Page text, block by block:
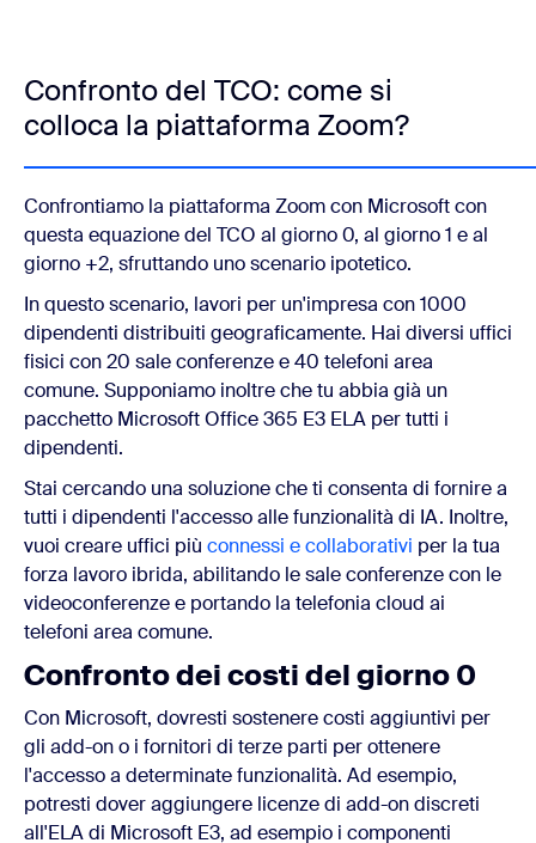
Confronto del TCO: come si
colloca la piattaforma Zoom?
Confrontiamo la piattaforma Zoom con Microsoft con
questa equazione del TCO al giorno 0, al giorno 1 e al
giorno +2, sfruttando uno scenario ipotetico.
In questo scenario, lavori per un'impresa con 1000
dipendenti distribuiti geograficamente. Hai diversi uffici
fisici con 20 sale conferenze e 40 telefoni area
comune. Supponiamo inoltre che tu abbia già un
pacchetto Microsoft Office 365 E3 ELA per tutti i
dipendenti.
Stai cercando una soluzione che ti consenta di fornire a
tutti i dipendenti l'accesso alle funzionalità di IA. Inoltre,
vuoi creare uffici più connessi e collaborativi per la tua
forza lavoro ibrida, abilitando le sale conferenze con le
videoconferenze e portando la telefonia cloud ai
telefoni area comune.
Confronto dei costi del giorno 0
Con Microsoft, dovresti sostenere costi aggiuntivi per
gli add-on o i fornitori di terze parti per ottenere
l'accesso a determinate funzionalità. Ad esempio,
potresti dover aggiungere licenze di add-on discreti
all'ELA di Microsoft E3, ad esempio i componenti